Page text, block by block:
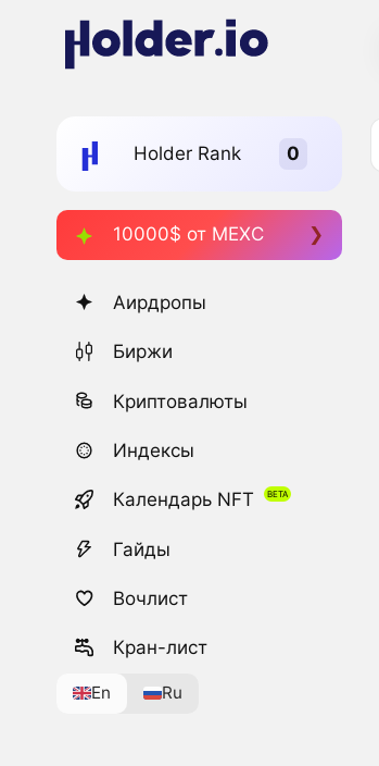
Holder Rank
10000$ от MEXC
Аирдропы
Биржи
Криптовалюты
Индексы
Календарь NFT
Гайды
Вочлист
Кран-лист
En Ru